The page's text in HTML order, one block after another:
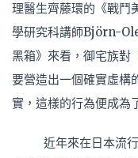
理醫生齊藤環的《戰鬥
學研究科講師Björn-
黑箱》來看，御宅族對
要營造出一個確實虛構
實，這樣的行為便成為
近年來在日本流